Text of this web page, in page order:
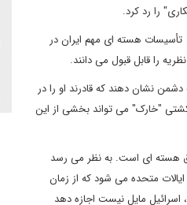
را رد کرد.
تأسیسات هسته ای مهم ایران در
را قابل قبول می دانند.
نشان دهند که قادرند او را در
"خارک" می تواند بخشی از این
هسته ای است. به نظر می رسد
متحده می شود که از زمان
اسرائیل مایل نیست اجازه دهد